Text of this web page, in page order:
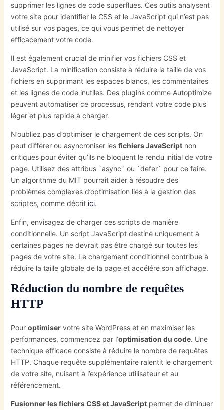
supprimer les lignes de code superflues. Ces outils analysent
votre site pour identifier le CSS et le JavaScript qui n’est pas
utilisé sur vos pages, ce qui vous permet de nettoyer
efficacement votre code.
Il est également crucial de minifier vos fichiers CSS et
JavaScript. La minification consiste à réduire la taille de vos
fichiers en supprimant les espaces blancs, les commentaires
et les lignes de code inutiles. Des plugins comme Autoptimize
peuvent automatiser ce processus, rendant votre code plus
léger et plus rapide à charger.
N’oubliez pas d’optimiser le chargement de ces scripts. On
peut différer ou asyncroniser les fichiers JavaScriptnon
critiques pour éviter qu’ils ne bloquent le rendu initial de votre
page. Utilisez des attribus `async` ou `defer` pour ce faire.
Un algorithme du MIT pourrait aider à résoudre des
problèmes complexes d’optimisation liés à la gestion des
scriptes, comme décrit ici.
Enfin, envisagez de charger ces scripts de manière
conditionnelle. Un script JavaScript destiné uniquement à
certaines pages ne devrait pas être chargé sur toutes les
pages de votre site. Le chargement conditionnel contribue à
réduire la taille globale de la page et accélére son affichage.
Réduction du nombre de requêtes
HTTP
Pour optimiservotre site WordPress et en maximiser les
performances, commencez par l’optimisation du code. Une
technique efficace consiste à réduire le nombre de requêtes
HTTP. Chaque requête supplémentaire ralentit le chargement
de votre site, nuisant à l’expérience utilisateur et au
référencement.
Fusionner les fichiers CSS et JavaScriptpermet de diminuer